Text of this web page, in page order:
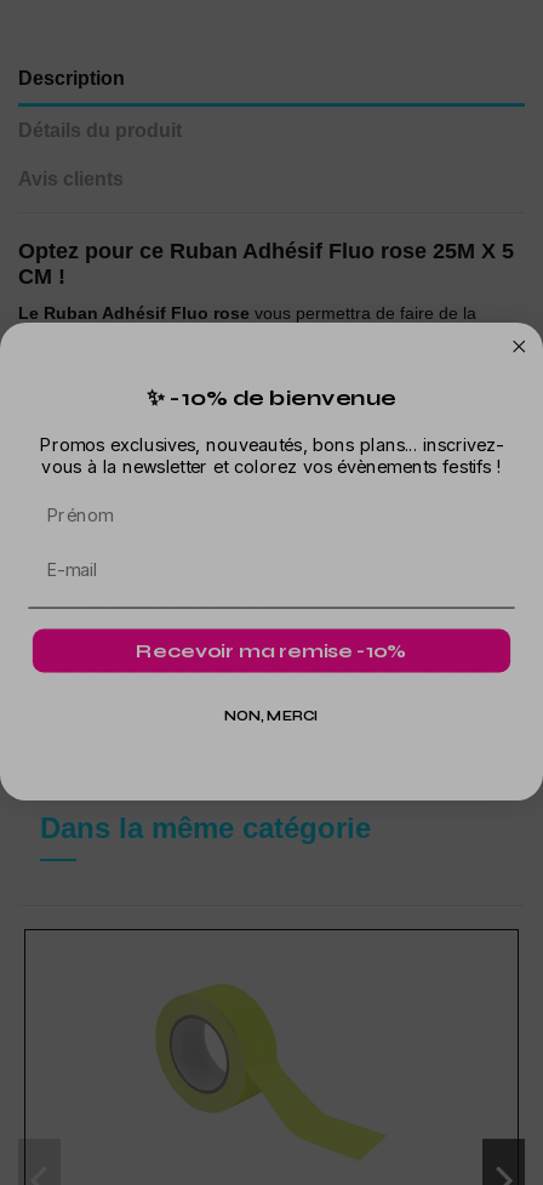
Description
Détails du produit
Avis clients
Optez pour ce Ruban Adhésif Fluo rose 25M X 5
CM !
Le Ruban Adhésif Fluo rose vous permettra de faire de la
Idéal pour une soirée fluo entre amis ou pour des tournois de
L'essentiel :
Disponible en 4 couleurs différentes : Rose, Jaune, Vert et
Adhérent et texture épaisse
S'illumine sous l'effet de la lumière noire.
Dans la même catégorie
✨ -10% de bienvenue
Promos exclusives, nouveautés, bons plans... inscrivez-
vous à la newsletter et colorez vos évènements festifs !
Recevoir ma remise -10%
NON, MERCI